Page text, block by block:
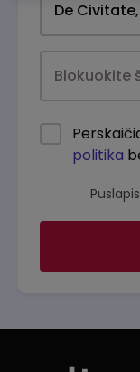
politika